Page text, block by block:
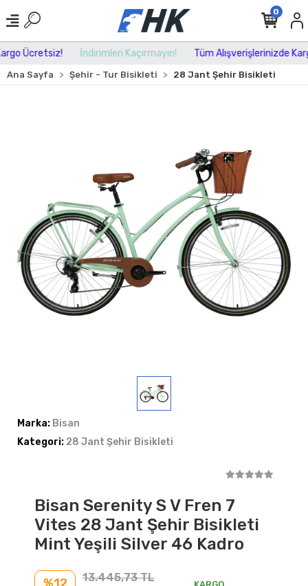
Ücretsiz! İndirimleri Kaçırmayın! Tüm Alışverişlerinizde
0
Ana Sayfa Şehir - Tur Bisikleti 28 Jant Şehir Bisikleti
Marka: Bisan
Kategori: 28 Jant Şehir Bisikleti
Bisan Serenity S V Fren 7
Vites 28 Jant Şehir Bisikleti
Mint Yeşili Silver 46 Kadro
%12 13.445,73 TL
KARGO